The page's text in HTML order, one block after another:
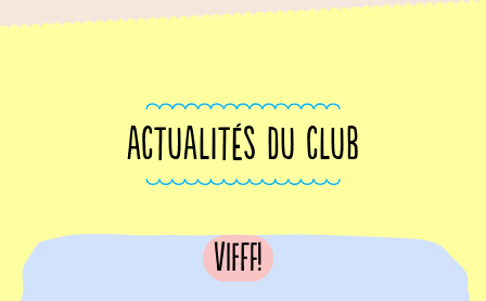
ACTUALITÉS DU CLUB
VIFFF!